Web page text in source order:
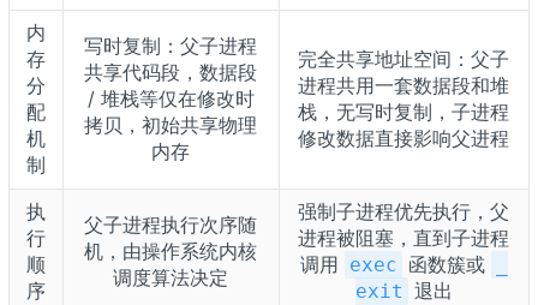
内
存
分
配
机
制
写时复制：父子进程
共享代码段，数据段
/ 堆栈等仅在修改时
拷贝，初始共享物理
内存
完全共享地址空间：父子
进程共用一套数据段和堆
栈，无写时复制，子进程
修改数据直接影响父进程
执
行
顺
序
父子进程执行次序随
机，由操作系统内核
调度算法决定
强制子进程优先执行，父
进程被阻塞，直到子进程
调用 exec 函数簇或
exit 退出